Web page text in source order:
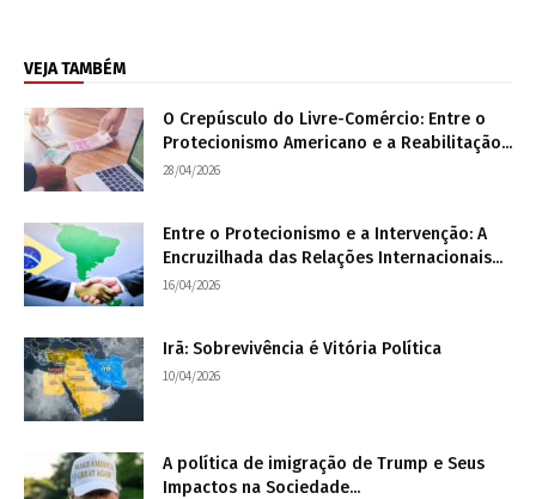
VEJA TAMBÉM
O Crepúsculo do Livre-Comércio: Entre o
Protecionismo Americano e a Reabilitação...
28/04/2026
Entre o Protecionismo e a Intervenção: A
Encruzilhada das Relações Internacionais...
16/04/2026
Irã: Sobrevivência é Vitória Política
10/04/2026
A política de imigração de Trump e Seus
Impactos na Sociedade...